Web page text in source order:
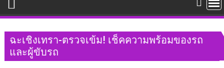
ฉะเชิงเทรา-ตรวจเข้ม! เช็คความพร้อมของรถ
และผู้ขับรถ